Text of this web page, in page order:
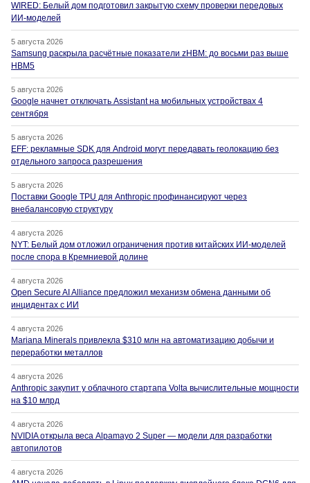
WIRED: Белый дом подготовил закрытую схему проверки передовых
ИИ-моделей
5 августа 2026
Samsung раскрыла расчётные показатели zHBM: до восьми раз выше
HBM5
5 августа 2026
Google начнет отключать Assistant на мобильных устройствах 4
сентября
5 августа 2026
EFF: рекламные SDK для Android могут передавать геолокацию без
отдельного запроса разрешения
5 августа 2026
Поставки Google TPU для Anthropic профинансируют через
внебалансовую структуру
4 августа 2026
NYT: Белый дом отложил ограничения против китайских ИИ-моделей
после спора в Кремниевой долине
4 августа 2026
Open Secure AI Alliance предложил механизм обмена данными об
инцидентах с ИИ
4 августа 2026
Mariana Minerals привлекла $310 млн на автоматизацию добычи и
переработки металлов
4 августа 2026
Anthropic закупит у облачного стартапа Volta вычислительные мощности
на $10 млрд
4 августа 2026
NVIDIA открыла веса Alpamayo 2 Super — модели для разработки
автопилотов
4 августа 2026